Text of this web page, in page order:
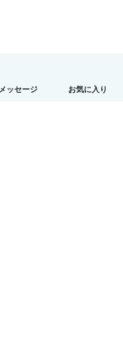
メッセージ お気に入り